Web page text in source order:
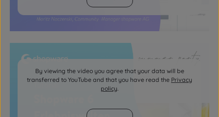
By viewing the video you agree that your data will be
transferred to YouTube and that you have read the Privacy
policy.